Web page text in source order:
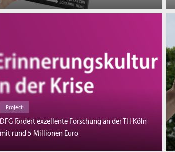
Project
DFG fördert exzellente Forschung an der TH Köln
mit rund 5 Millionen Euro